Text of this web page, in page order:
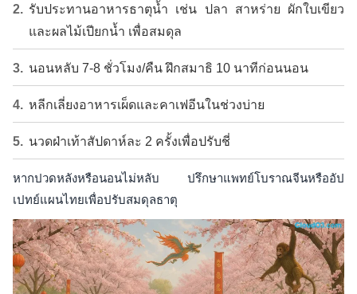
รับประทานอาหารธาตุน้ำ เช่น ปลา สาหร่าย ผักใบเขียว
และผลไม้เปียกน้ำ เพื่อสมดุล
นอนหลับ 7-8 ชั่วโมง/คืน ฝึกสมาธิ 10 นาทีก่อนนอน
หลีกเลี่ยงอาหารเผ็ดและคาเฟอีนในช่วงบ่าย
นวดฝ่าเท้าสัปดาห์ละ 2 ครั้งเพื่อปรับชี่
หากปวดหลังหรือนอนไม่หลับ ปรึกษาแพทย์โบราณจีนหรืออัป
เปทย์แผนไทยเพื่อปรับสมดุลธาตุ